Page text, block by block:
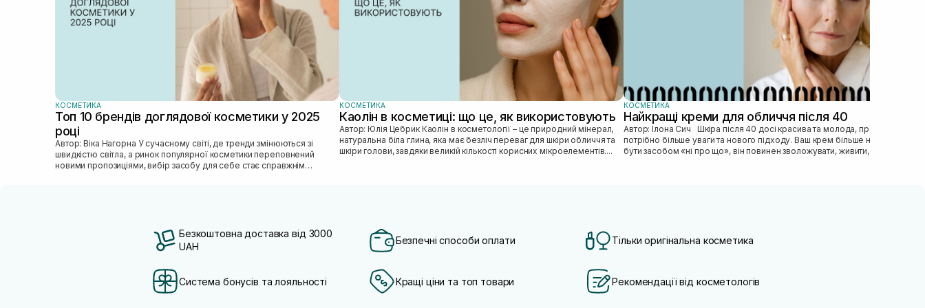
КОСМЕТИКА
Топ 10 брендів доглядової косметики у 2025
році
Автор: Віка Нагорна У сучасному світі, де тренди змінюються зі
швидкістю світла, а ринок популярної косметики переповнений
новими пропозиціями, вибір засобу для себе стає справжнім
КОСМЕТИКА
Каолін в косметиці: що це, як використовують
Автор: Юлія Цебрик Каолін в косметології – це природний мінерал,
натуральна біла глина, яка має безліч переваг для шкіри обличчя та
шкіри голови, завдяки великій кількості корисних мікроелементів....
КОСМЕТИКА
Найкращі креми для обличчя після 40
Автор: Ілона Сич Шкіра після 40 досі красива та молода, просто їй
потрібно більше уваги та нового підходу. Ваш крем більше не може
бути засобом «ні про що», він повинен зволожувати, живити, покр...
Безкоштовна доставка від 3000
UAH
Безпечні способи оплати Тільки оригінальна косметика
Система бонусів та лояльності Кращі ціни та топ товари Рекомендації від косметологів